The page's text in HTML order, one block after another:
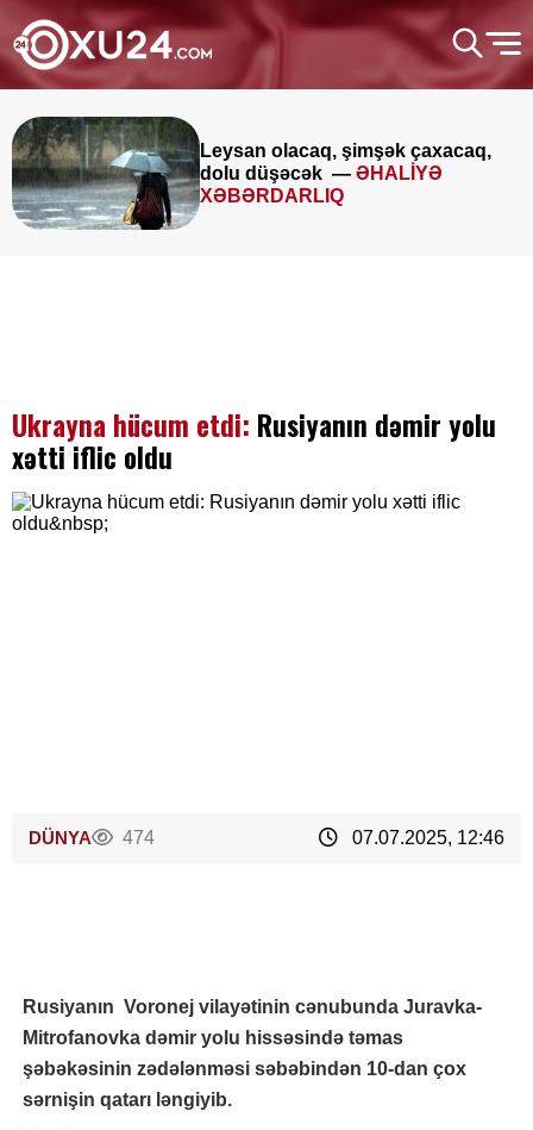
Leysan olacaq, şimşək çaxacaq,
dolu düşəcək — ƏHALİYƏ
XƏBƏRDARLIQ
Ukrayna hücum etdi: Rusiyanın dəmir yolu
xətti iflic oldu
DÜNYA 474 07.07.2025, 12:46
Rusiyanın Voronej vilayətinin cənubunda Juravka-
Mitrofanovka dəmir yolu hissəsində təmas
şəbəkəsinin zədələnməsi səbəbindən 10-dan çox
sərnişin qatarı ləngiyib.